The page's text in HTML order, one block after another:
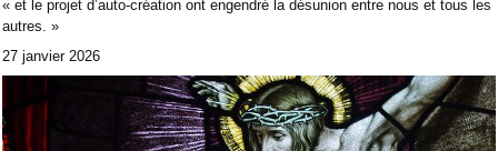
« et le projet d’auto-création ont engendré la désunion entre nous et tous les
autres. »
27 janvier 2026